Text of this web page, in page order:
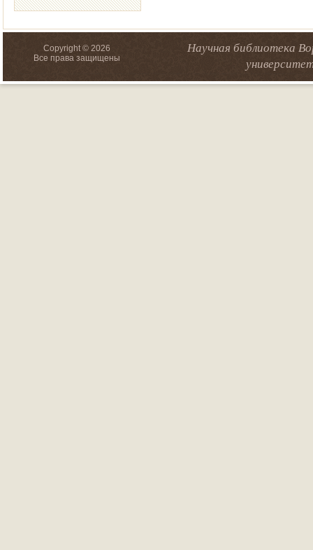
Copyright © 2026
Все права защищены
Научная библиотека